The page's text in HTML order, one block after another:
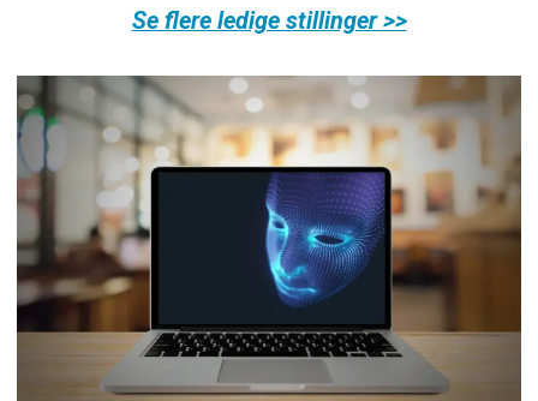
Se flere ledige stillinger >>